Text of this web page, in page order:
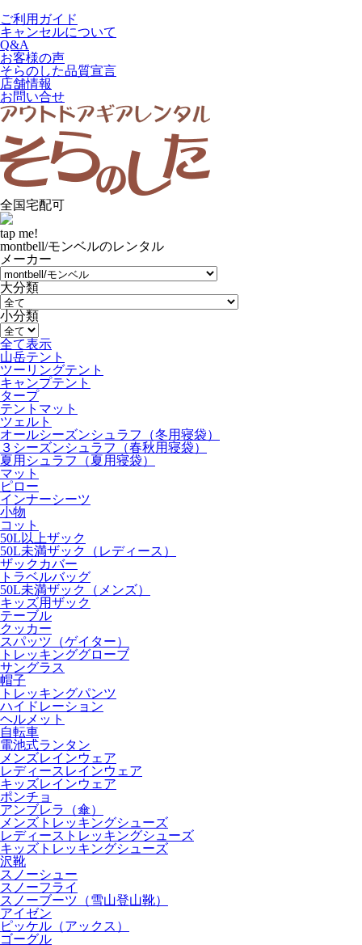
ご利用ガイド
キャンセルについて
Q&A
お客様の声
そらのした品質宣言
店舗情報
お問い合せ
全国宅配可
tap me!
montbell/モンベルのレンタル
メーカー
大分類
小分類
全て表示
山岳テント
ツーリングテント
キャンプテント
タープ
テントマット
ツェルト
オールシーズンシュラフ（冬用寝袋）
３シーズンシュラフ（春秋用寝袋）
夏用シュラフ（夏用寝袋）
マット
ピロー
インナーシーツ
小物
コット
50L以上ザック
50L未満ザック（レディース）
ザックカバー
トラベルバッグ
50L未満ザック（メンズ）
キッズ用ザック
テーブル
クッカー
スパッツ（ゲイター）
トレッキンググローブ
サングラス
帽子
トレッキングパンツ
ハイドレーション
ヘルメット
自転車
電池式ランタン
メンズレインウェア
レディースレインウェア
キッズレインウェア
ポンチョ
アンブレラ（傘）
メンズトレッキングシューズ
レディーストレッキングシューズ
キッズトレッキングシューズ
沢靴
スノーシュー
スノーフライ
スノーブーツ（雪山登山靴）
アイゼン
ピッケル（アックス）
ゴーグル